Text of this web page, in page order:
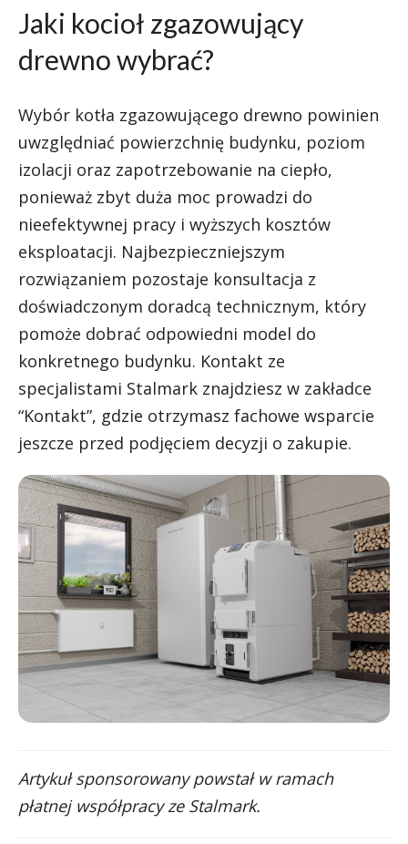
Jaki kocioł zgazowujący
drewno wybrać?
Wybór kotła zgazowującego drewno powinien
uwzględniać powierzchnię budynku, poziom
izolacji oraz zapotrzebowanie na ciepło,
ponieważ zbyt duża moc prowadzi do
nieefektywnej pracy i wyższych kosztów
eksploatacji. Najbezpieczniejszym
rozwiązaniem pozostaje konsultacja z
doświadczonym doradcą technicznym, który
pomoże dobrać odpowiedni model do
konkretnego budynku. Kontakt ze
specjalistami Stalmark znajdziesz w zakładce
“Kontakt”, gdzie otrzymasz fachowe wsparcie
jeszcze przed podjęciem decyzji o zakupie.
Artykuł sponsorowany powstał w ramach
płatnej współpracy ze Stalmark.